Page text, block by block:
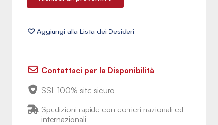
Contattaci per la Disponibilità
SSL 100% sito sicuro
Spedizioni rapide con corrieri nazionali ed
internazionali